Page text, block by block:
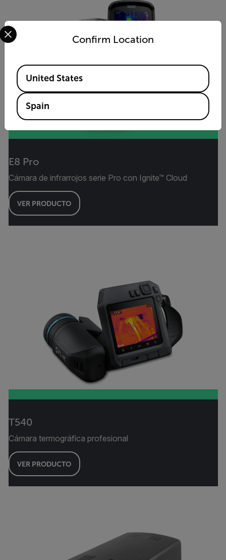
E8 Pro
Cámara de infrarrojos serie Pro con Ignite™ Cloud
VER PRODUCTO
T540
Cámara termográfica profesional
VER PRODUCTO
Confirm Location
Select your preferred country and language from the
Available Locations
United States
Spain